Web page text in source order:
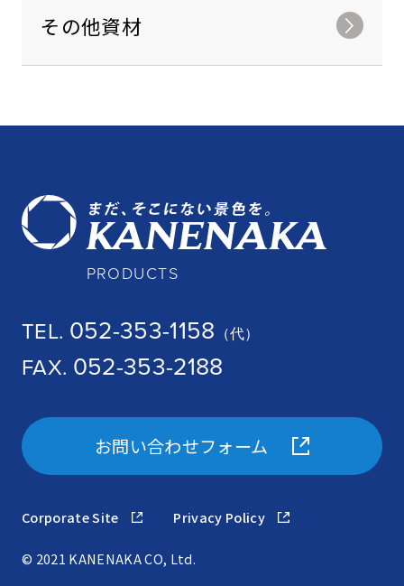
その他資材
PRODUCTS
TEL. 052-353-1158 （代）
FAX. 052-353-2188
お問い合わせフォーム
Corporate Site Privacy Policy
© 2021 KANENAKA CO, Ltd.